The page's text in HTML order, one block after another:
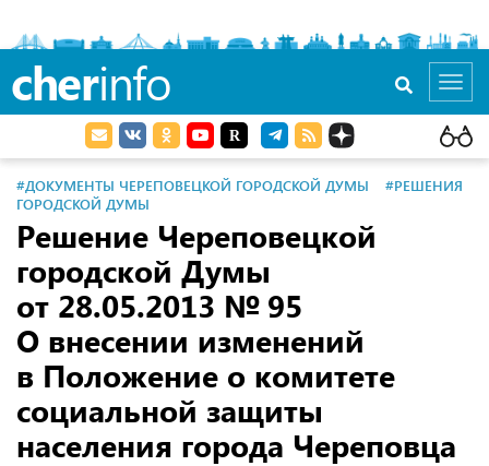
cherinfo
#ДОКУМЕНТЫ ЧЕРЕПОВЕЦКОЙ ГОРОДСКОЙ ДУМЫ
#РЕШЕНИЯ
ГОРОДСКОЙ ДУМЫ
Решение Череповецкой
городской Думы
от 28.05.2013 № 95
О внесении изменений
в Положение о комитете
социальной защиты
населения города Череповца